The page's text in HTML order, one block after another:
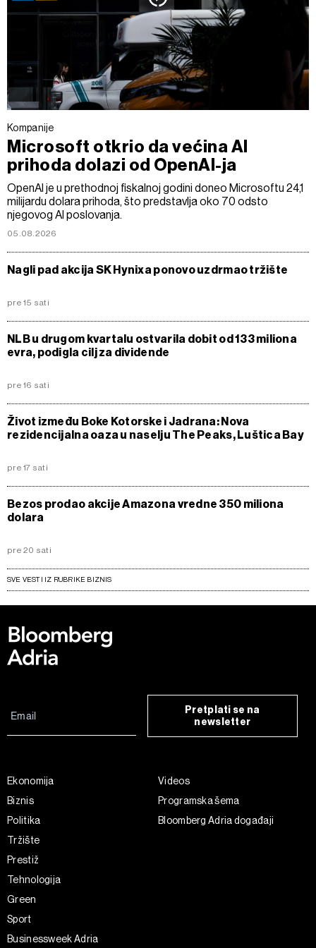
Kompanije
Microsoft otkrio da većina AI
prihoda dolazi od OpenAI-ja
OpenAI je u prethodnoj fiskalnoj godini doneo Microsoftu 24,1
milijardu dolara prihoda, što predstavlja oko 70 odsto
njegovog AI poslovanja.
05.08.2026
Nagli pad akcija SK Hynixa ponovo uzdrmao tržište
pre 15 sati
NLB u drugom kvartalu ostvarila dobit od 133 miliona
evra, podigla cilj za dividende
pre 16 sati
Život između Boke Kotorske i Jadrana: Nova
rezidencijalna oaza u naselju The Peaks, Luštica Bay
pre 17 sati
Bezos prodao akcije Amazona vredne 350 miliona
dolara
pre 20 sati
SVE VESTI IZ RUBRIKE BIZNIS
Pretplati se na
newsletter
Ekonomija
Biznis
Politika
Tržište
Prestiž
Tehnologija
Green
Sport
Businessweek Adria
Videos
Programska šema
Bloomberg Adria događaji